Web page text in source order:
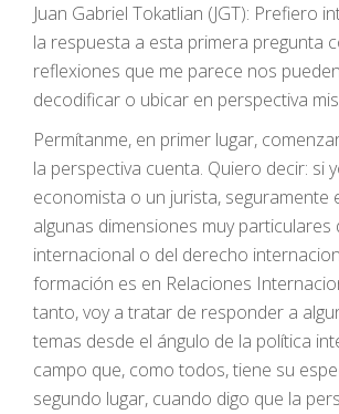
Juan Gabriel Tokatlian (JGT): Prefiero
la respuesta a esta primera pregunta
reflexiones que me parece nos
decodificar o ubicar en perspectiva
Permítanme, en primer lugar,
la perspectiva cuenta. Quiero decir: si
economista o un jurista, seguramente
algunas dimensiones muy particulares
internacional o del derecho
formación es en Relaciones
tanto, voy a tratar de responder a
temas desde el ángulo de la política
campo que, como todos, tiene su
segundo lugar, cuando digo que la